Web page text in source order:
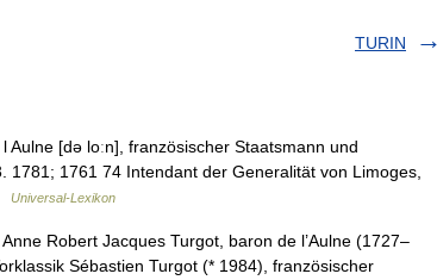
TURIN
[də loːn], französischer Staatsmann und
1761 74 Intendant der Generalität von Limoges,
Universal-Lexikon
Robert Jacques Turgot, baron de l’Aulne (1727–
Sébastien Turgot (* 1984), französischer